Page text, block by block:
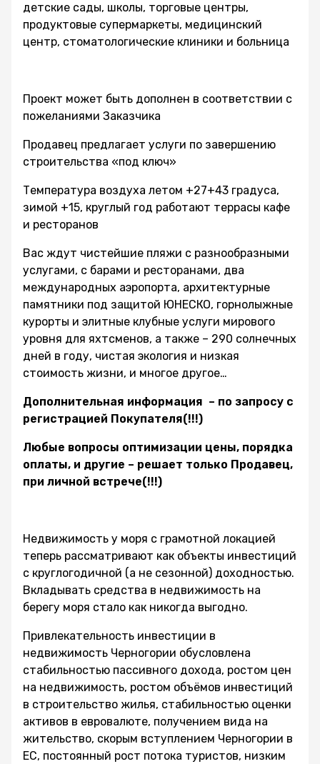
детские сады, школы, торговые центры,
продуктовые супермаркеты, медицинский
центр, стоматологические клиники и больница
Проект может быть дополнен в соответствии с
пожеланиями Заказчика
Продавец предлагает услуги по завершению
строительства «под ключ»
Температура воздуха летом +27+43 градуса,
зимой +15, круглый год работают террасы кафе
и ресторанов
Вас ждут чистейшие пляжи с разнообразными
услугами, с барами и ресторанами, два
международных аэропорта, архитектурные
памятники под защитой ЮНЕСКО, горнолыжные
курорты и элитные клубные услуги мирового
уровня для яхтсменов, а также – 290 солнечных
дней в году, чистая экология и низкая
стоимость жизни, и многое другое…
Дополнительная информация – по запросу с
регистрацией Покупателя(!!!)
Любые вопросы оптимизации цены, порядка
оплаты, и другие – решает только Продавец,
при личной встрече(!!!)
Недвижимость у моря с грамотной локацией
теперь рассматривают как объекты инвестиций
с круглогодичной (а не сезонной) доходностью.
Вкладывать средства в недвижимость на
берегу моря стало как никогда выгодно.
Привлекательность инвестиции в
недвижимость Черногории обусловлена
стабильностью пассивного дохода, ростом цен
на недвижимость, ростом объёмов инвестиций
в строительство жилья, стабильностью оценки
активов в евровалюте, получением вида на
жительство, скорым вступлением Черногории в
ЕС, постоянный рост потока туристов, низким